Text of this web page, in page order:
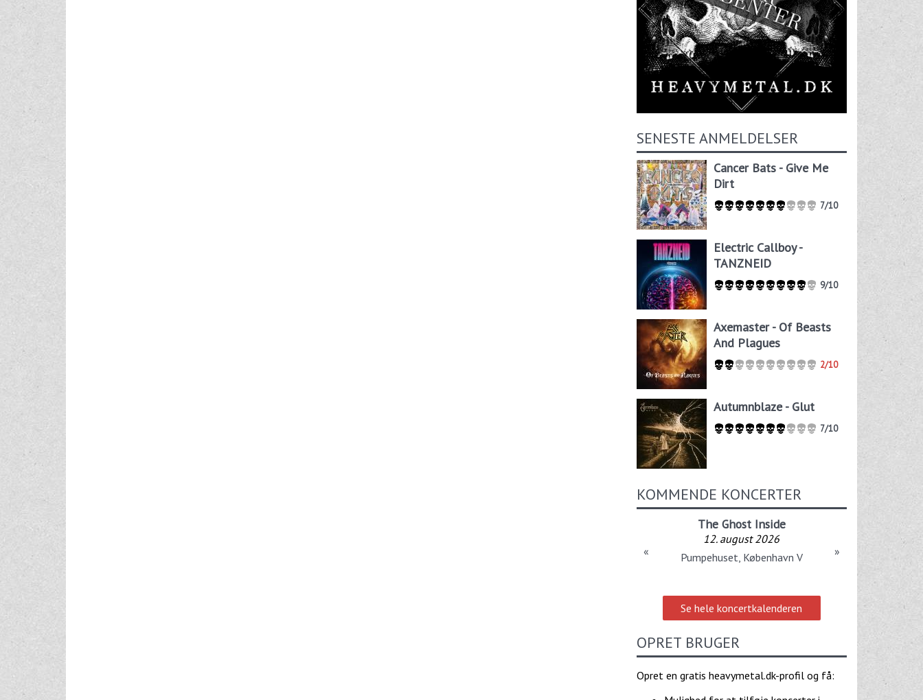
SENESTE ANMELDELSER
Cancer Bats - Give Me
Dirt
7/10
Electric Callboy -
TANZNEID
9/10
Axemaster - Of Beasts
And Plagues
2/10
Autumnblaze - Glut
7/10
KOMMENDE KONCERTER
The Ghost Inside
12. august 2026
Pumpehuset, København V
« »
Se hele koncertkalenderen
OPRET BRUGER
Opret en gratis heavymetal.dk-profil og få: